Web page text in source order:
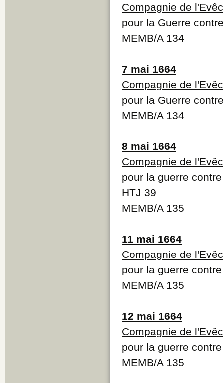
Compagnie de
pour la Guerre
MEMB/A 134
7 mai 1664
Compagnie de
pour la Guerre
MEMB/A 134
8 mai 1664
Compagnie de
pour la guerre
HTJ 39
MEMB/A 135
11 mai 1664
Compagnie de
pour la guerre
MEMB/A 135
12 mai 1664
Compagnie de
pour la guerre
MEMB/A 135